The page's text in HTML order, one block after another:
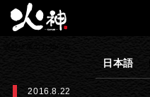
日本語
2016.8.22